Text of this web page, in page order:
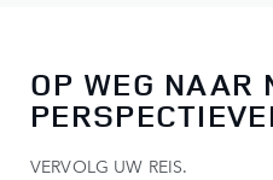
OP WEG NAAR
VERVOLG UW REIS.